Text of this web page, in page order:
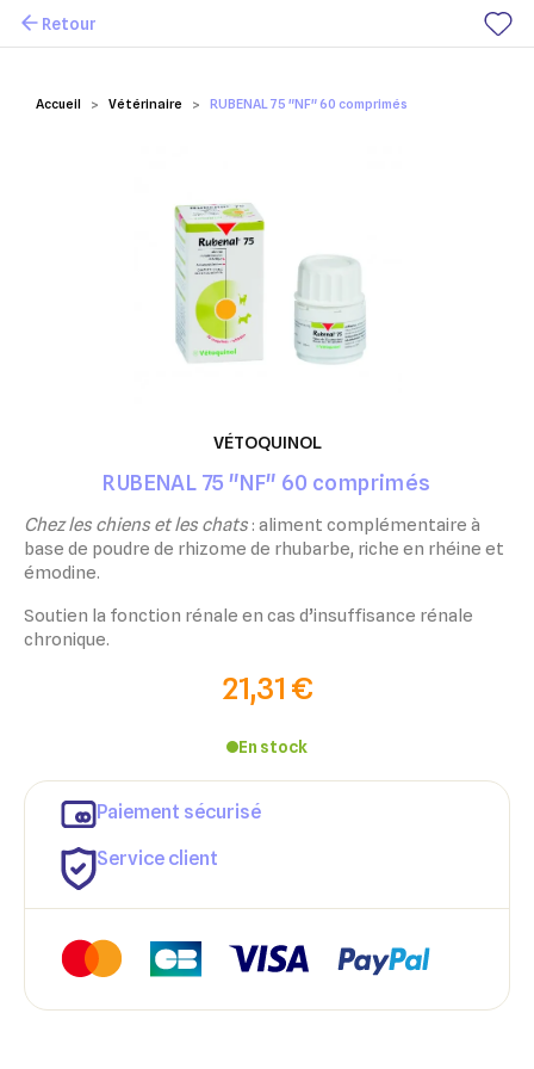
Mes favoris
Accueil Vétérinaire RUBENAL 75 "NF" 60 comprimés
Retour
VÉTOQUINOL
RUBENAL 75 "NF" 60 comprimés
Chez les chiens et les chats : aliment complémentaire à
base de poudre de rhizome de rhubarbe, riche en rhéine et
émodine.
Soutien la fonction rénale en cas d’insuffisance rénale
chronique.
21,31 €
En stock
Paiement sécurisé
Service client